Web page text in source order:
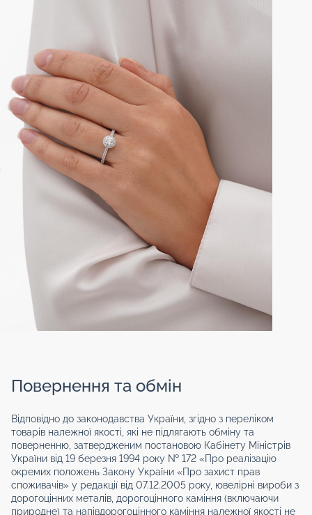
Повернення та обмін
Відповідно до законодавства України, згідно з переліком
товарів належної якості, які не підлягають обміну та
поверненню, затвердженим постановою Кабінету Міністрів
України від 19 березня 1994 року № 172 «Про реалізацію
окремих положень Закону України «Про захист прав
споживачів» у редакції від 07.12.2005 року, ювелірні вироби з
дорогоцінних металів, дорогоцінного каміння (включаючи
природне) та напівдорогоцінного каміння належної якості не